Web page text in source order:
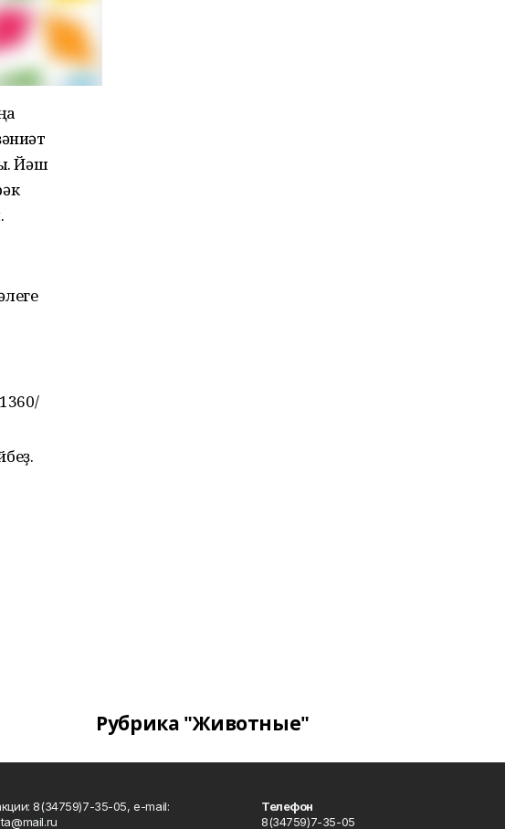
Йәш
Рубрика "Животные"
8(34759)7-35-05, e-mail:
Телефон
8(34759)7-35-05